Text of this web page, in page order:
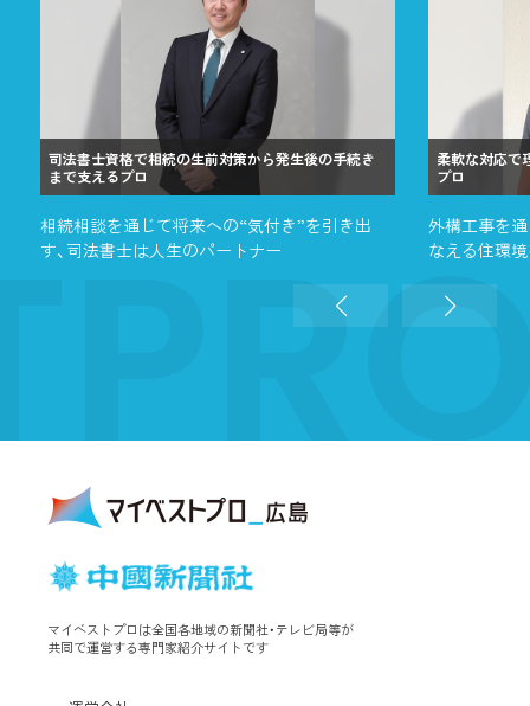
司法書士資格で相続の生前対策から発生後の手続き
まで支えるプロ
相続相談を通じて将来への“気付き”を引き出
す、司法書士は人生のパートナー
柔軟な対応で
プロ
外構工事を通
なえる住環
マイベストプロは全国各地域の新聞社・テレビ局等が
共同で運営する専門家紹介サイトです